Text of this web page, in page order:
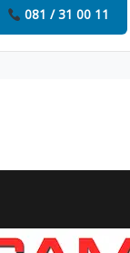
081 / 31 00 11